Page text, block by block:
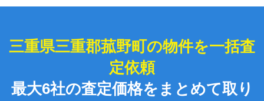
三重県三重郡菰野町の物件を一括査
定依頼
最大6社の査定価格をまとめて取り